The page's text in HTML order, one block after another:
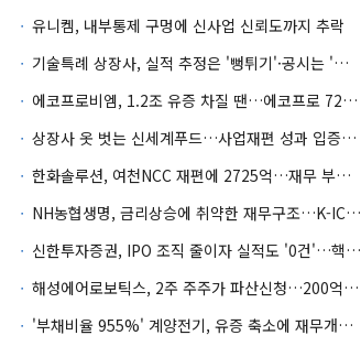
유니켐, 내부통제 구멍에 신사업 신뢰도까지 추락
기술특례 상장사, 실적 추정은 '뻥튀기'·공시는 '누락'
에코프로비엠, 1.2조 유증 차질 땐…에코프로 7270억 '독박'
상장사 옷 벗는 신세계푸드…사업재편 성과 입증할까
한화솔루션, 여천NCC 재편에 2725억…재무 부담 커지나
NH농협생명, 금리상승에 취약한 재무구조…K-ICS 변동성 '주의보'
신한투자증권, IPO 조직 줄이자 실적도 '0건'…핵심 인력까지 이탈
해성에어로보틱스, 2주 주주가 파산신청…200억 CB 분쟁 확산
'부채비율 955%' 계양전기, 유증 축소에 재무개선 효과 '뚝'